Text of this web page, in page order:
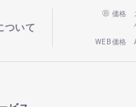
ついて
価格
WEB価格